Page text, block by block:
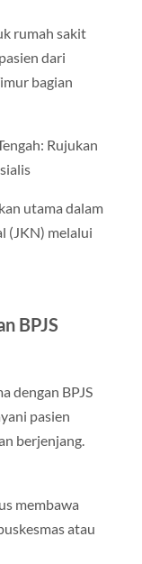
rumah sakit
dari
bagian
Rujukan
utama dalam
(JKN) melalui
BPJS
dengan BPJS
pasien
berjenjang.
membawa
atau